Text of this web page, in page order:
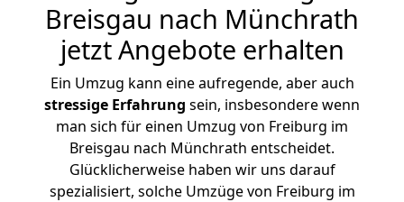
Breisgau nach Münchrath
jetzt Angebote erhalten
Ein Umzug kann eine aufregende, aber auch
stressige Erfahrung sein, insbesondere wenn
man sich für einen Umzug von Freiburg im
Breisgau nach Münchrath entscheidet.
Glücklicherweise haben wir uns darauf
spezialisiert, solche Umzüge von Freiburg im